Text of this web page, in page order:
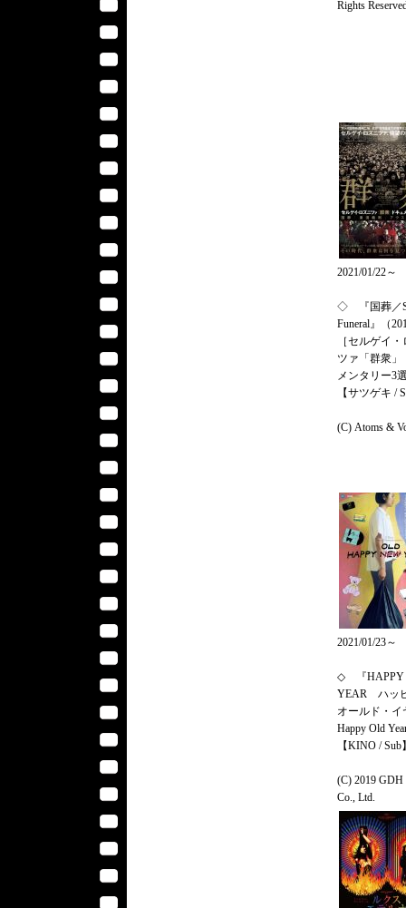
Rights
2021/01/22～
◇ 『国葬／
Funeral』（
［セルゲイ
ツァ「群衆」
メンタリー3
【サツゲキ /
(C) Atoms &
2021/01/23～
◇ 『HAPPY
YEAR ハッ
オールド・イ
Happy Old
【KINO / Sub
(C) 2019 GDH
Co., Ltd.